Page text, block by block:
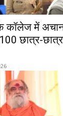
कॉलेज में
छात्र-